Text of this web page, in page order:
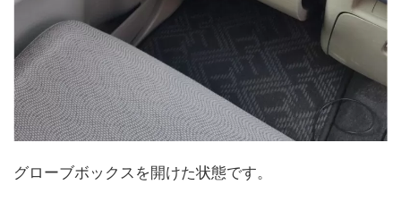
グローブボックスを開けた状態です。